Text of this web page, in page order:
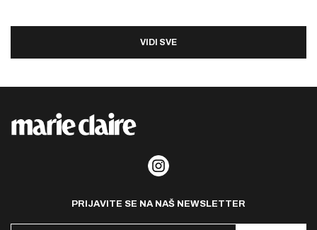
VIDI SVE
PRIJAVITE SE NA NAŠ NEWSLETTER